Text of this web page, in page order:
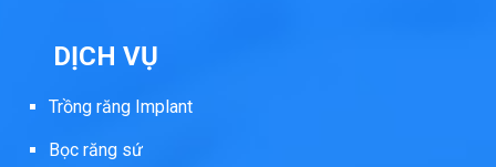
DỊCH VỤ
Trồng răng Implant
Bọc răng sứ